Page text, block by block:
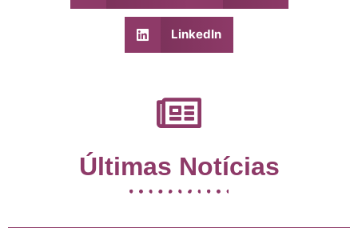
LinkedIn
Últimas Notícias